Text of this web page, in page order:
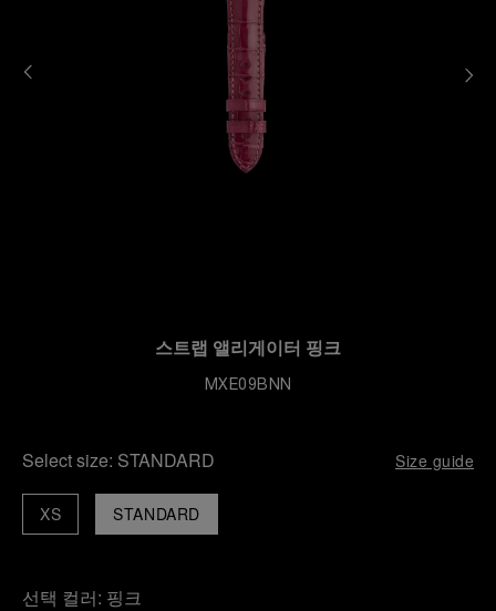
스트랩 앨리게이터 핑크
MXE09BNN
Select size: STANDARD Size guide
STANDARD
XS
선택 컬러: 핑크